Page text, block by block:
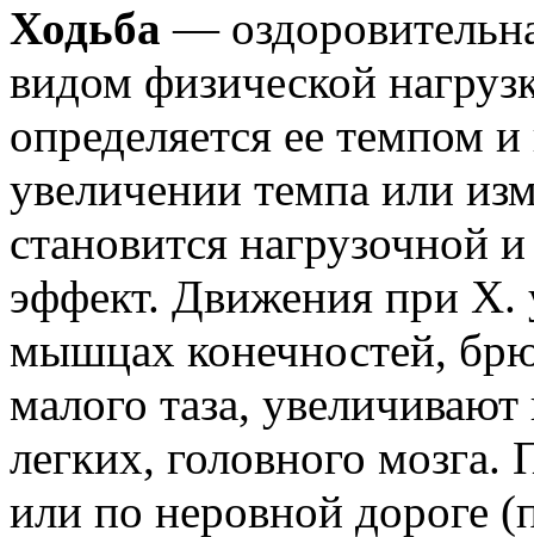
Ходьба —
видом физической
определяется ее темпом
увеличении темпа или
становится нагрузочной
эффект. Движения при Х.
мышцах конечностей,
малого таза,
легких, головного
или по неровной дороге